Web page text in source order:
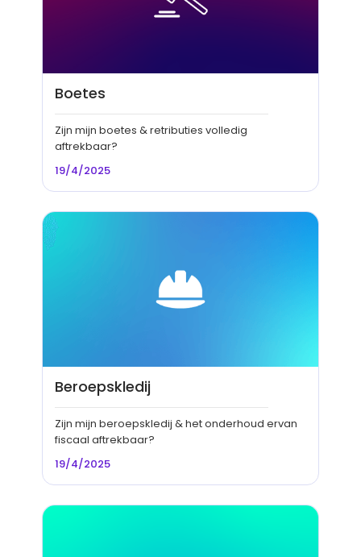
Boetes
Zijn mijn boetes & retributies volledig
aftrekbaar?
19/4/2025
Beroepskledij
Zijn mijn beroepskledij & het onderhoud ervan
fiscaal aftrekbaar?
19/4/2025